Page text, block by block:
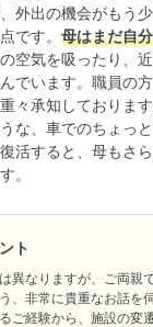
外出の機会がもう
です。 母はまだ自
空気を吸ったり、
でいます。職員の
々承知しておりま
な、車でのちょっ
活すると、母もさ
。
ト
異なりますが、ご両親
、非常に貴重なお話を
ご経験から、施設の変